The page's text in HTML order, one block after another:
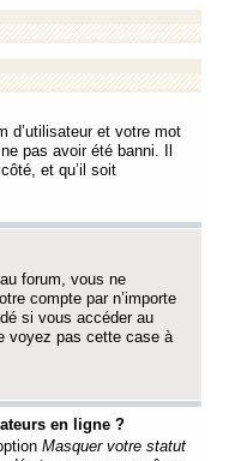
d’utilisateur et votre mot
pas avoir été banni. Il
et qu’il soit
forum, vous ne
compte par n’importe
si vous accéder au
voyez pas cette case à
en ligne ?
Masquer votre statut